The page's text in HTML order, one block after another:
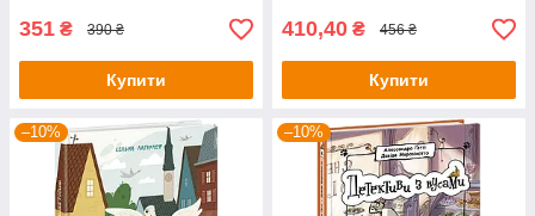
351 ₴ 390 ₴
Купити
410,40 ₴ 456 ₴
Купити
–10% –10%